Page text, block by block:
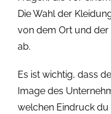
Die Wahl der
von dem Ort und
ab.
Es ist wichtig, dass
Image des
welchen Eindruck